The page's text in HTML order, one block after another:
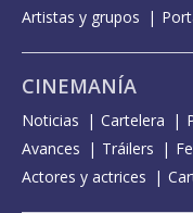
Artistas y grupos
CINEMANÍA
Noticias Cartelera
Avances
Tráilers
Actores y actrices